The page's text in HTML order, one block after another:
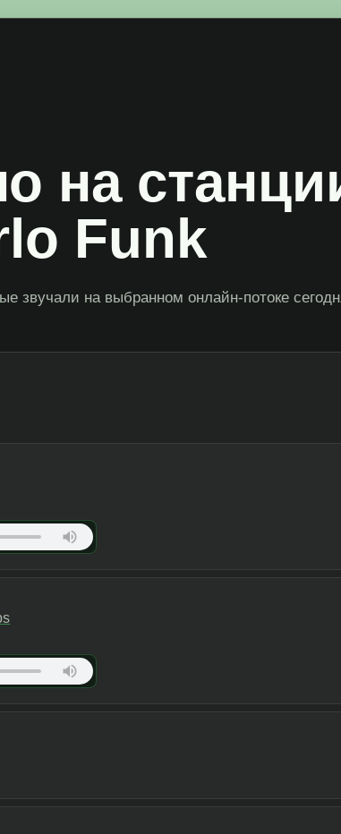
на
Funk
звучали на выбранном онлайн-потоке